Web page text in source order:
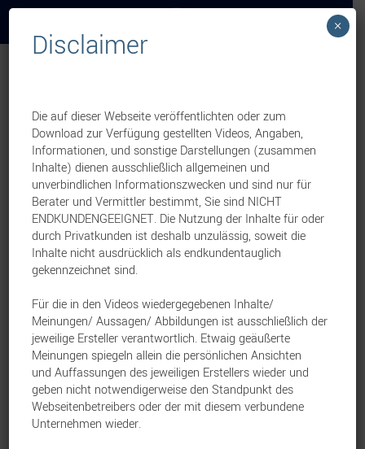
Betriebliche Vorsorge leicht gemacht
Beliebt, aber mit Luft nach
oben
Mittelständische Unternehmen
unterschätzen oft das Potenzial
betrieblicher Vorsorge. Mit Plug-InSurance
bietet JDC eine digitale Plattform, die bAV
und bKV vernetzt, den administrativen
Aufwand minimiert und die
Mitarbeiterbindung durch moderne Benefits
spürbar stärkt.
Disclaimer
Die auf dieser Webseite veröffentlichten oder zum
Download zur Verfügung gestellten Videos, Angaben,
Informationen, und sonstige Darstellungen (zusammen
Inhalte) dienen ausschließlich allgemeinen und
unverbindlichen Informationszwecken und sind nur für
Berater und Vermittler bestimmt, Sie sind NICHT
ENDKUNDENGEEIGNET. Die Nutzung der Inhalte für oder
durch Privatkunden ist deshalb unzulässig, soweit die
Inhalte nicht ausdrücklich als endkundentauglich
gekennzeichnet sind.
Für die in den Videos wiedergegebenen Inhalte/
Meinungen/ Aussagen/ Abbildungen ist ausschließlich der
jeweilige Ersteller verantwortlich. Etwaig geäußerte
Meinungen spiegeln allein die persönlichen Ansichten
und Auffassungen des jeweiligen Erstellers wieder und
geben nicht notwendigerweise den Standpunkt des
Webseitenbetreibers oder der mit diesem verbundene
Unternehmen wieder.
×